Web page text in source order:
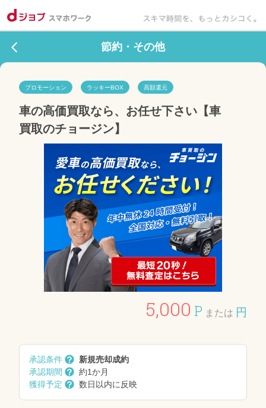
節約・その他
プロモーション ラッキーBOX 高額還元
車の高価買取なら、お任せ下さい【車
買取のチョージン】
5,000 P または 円
承認条件
新規売却成約
承認期間
約1か月
獲得予定
数日以内に反映